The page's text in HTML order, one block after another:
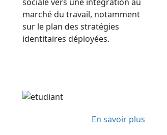
marché du travail, notamment
sur le plan des stratégies
identitaires déployées.
En savoir plus